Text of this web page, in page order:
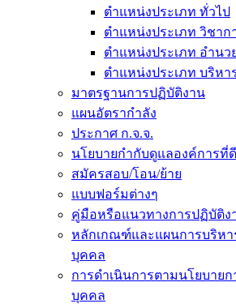
ตำแหน่งประเภท ทั่วไป
ตำแหน่งประเภท วิชาก
ตำแหน่งประเภท อำนว
ตำแหน่งประเภท บริหา
มาตรฐานการปฏิบัติงาน
แผนอัตรากำลัง
ประกาศ ก.จ.จ.
นโยบายกำกับดูแลองค์การที่ดี
สมัครสอบ/โอน/ย้าย
แบบฟอร์มต่างๆ
คู่มือหรือแนวทางการปฏิบัติง
หลักเกณฑ์และแผนการบริห
บุคคล
การดำเนินการตามนโยบาย
บุคคล